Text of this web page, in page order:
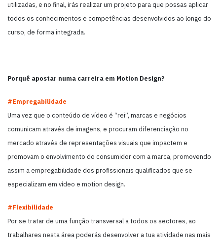
utilizadas, e no final, irás realizar um projeto para que possas aplicar
todos os conhecimentos e competências desenvolvidos ao longo do
curso, de forma integrada.
Porquê apostar numa carreira em Motion Design?
#Empregabilidade
Uma vez que o conteúdo de vídeo é “rei”, marcas e negócios
comunicam através de imagens, e procuram diferenciação no
mercado através de representações visuais que impactem e
promovam o envolvimento do consumidor com a marca, promovendo
assim a empregabilidade dos profissionais qualificados que se
especializam em vídeo e motion design.
#Flexibilidade
Por se tratar de uma função transversal a todos os sectores, ao
trabalhares nesta área poderás desenvolver a tua atividade nas mais